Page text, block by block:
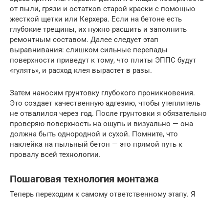
от пыли, грязи и остатков старой краски с помощью
жесткой щетки или Керхера. Если на бетоне есть
глубокие трещины, их нужно расшить и заполнить
ремонтным составом. Далее следует этап
выравнивания: слишком сильные перепады
поверхности приведут к тому, что плиты ЭППС будут
«гулять», и расход клея вырастет в разы.
Затем наносим грунтовку глубокого проникновения.
Это создает качественную адгезию, чтобы утеплитель
не отвалился через год. После грунтовки я обязательно
проверяю поверхность на ощупь и визуально — она
должна быть однородной и сухой. Помните, что
наклейка на пыльный бетон — это прямой путь к
провалу всей технологии.
Пошаговая технология монтажа
Теперь переходим к самому ответственному этапу. Я